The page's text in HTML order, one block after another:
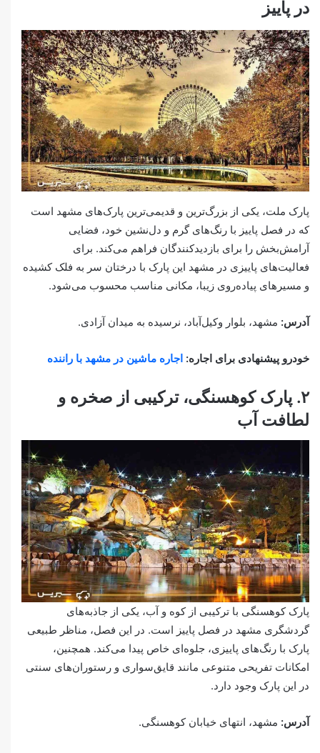
در پاییز
پارک ملت، یکی از بزرگ‌ترین و قدیمی‌ترین پارک‌های مشهد است
که در فصل پاییز با رنگ‌های گرم و دل‌نشین خود، فضایی
آرامش‌بخش را برای بازدیدکنندگان فراهم می‌کند. برای
فعالیت‌های پاییزی در مشهد این پارک با درختان سر به فلک کشیده
و مسیرهای پیاده‌روی زیبا، مکانی مناسب محسوب می‌شود.
آدرس: مشهد، بلوار وکیل‌آباد، نرسیده به میدان آزادی.
خودرو پیشنهادی برای اجاره: اجاره ماشین در مشهد با راننده
۲. پارک کوهسنگی، ترکیبی از صخره و
لطافت آب
پارک کوهسنگی با ترکیبی از کوه و آب، یکی از جاذبه‌های
گردشگری مشهد در فصل پاییز است. در این فصل، مناظر طبیعی
پارک با رنگ‌های پاییزی، جلوه‌ای خاص پیدا می‌کند. همچنین،
امکانات تفریحی متنوعی مانند قایق‌سواری و رستوران‌های سنتی
در این پارک وجود دارد.
آدرس: مشهد، انتهای خیابان کوهسنگی.